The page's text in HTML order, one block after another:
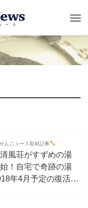
んニュース取材記事
風荘がすずめの湯
！自宅で奇跡の湯
年4月予定の復活を